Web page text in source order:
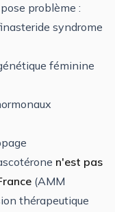
problème :
syndrome
féminine
n'est pas
(AMM
thérapeutique